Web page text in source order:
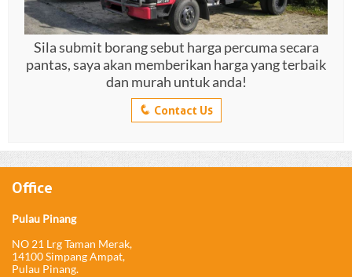
Sila submit borang sebut harga percuma secara
pantas, saya akan memberikan harga yang terbaik
dan murah untuk anda!
q Contact Us
Office
Pulau Pinang
NO 21 Lrg Taman Merak,
14100 Simpang Ampat,
Pulau Pinang.